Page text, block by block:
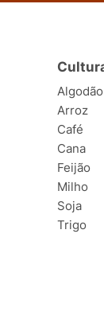
Algodão
Arroz
Café
Cana
Feijão
Milho
Soja
Trigo